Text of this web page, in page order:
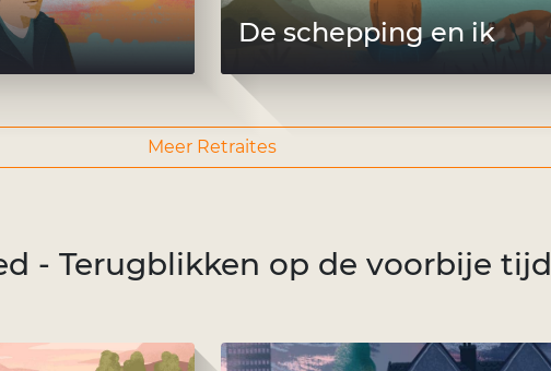
De schepping en ik
Meer Retraites
- Terugblikken op de voorbije tijd